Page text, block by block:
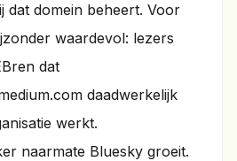
dat domein beheert. Voor
waardevol: lezers
dat
daadwerkelijk
werkt.
naarmate Bluesky groeit.